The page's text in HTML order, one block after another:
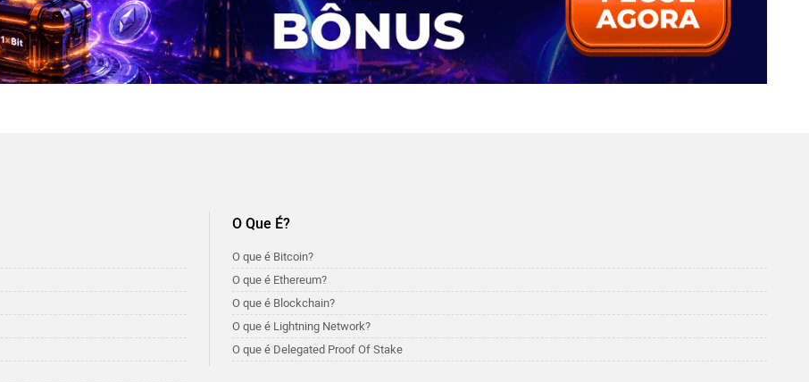
O Que É?
O que é Bitcoin?
O que é Ethereum?
O que é Blockchain?
O que é Lightning Network?
O que é Delegated Proof Of Stake